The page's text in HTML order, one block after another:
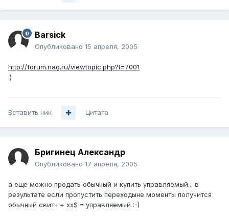
Barsick
Опубликовано 15 апреля, 2005
http://forum.nag.ru/viewtopic.php?t=7001
:)
Вставить ник Цитата
Бригинец Александр
Опубликовано 17 апреля, 2005
а еще можно продать обычный и купить управляемый... в
результате если пропустить переходыне моменты получится
обычный свитч + хх$ = управляемый :-)